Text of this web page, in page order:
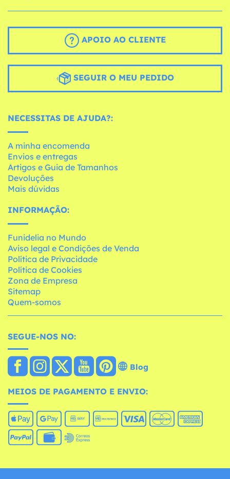
APOIO AO CLIENTE
SEGUIR O MEU PEDIDO
NECESSITAS DE AJUDA?:
A minha encomenda
Envios e entregas
Artigos e Guia de Tamanhos
Devoluções
Mais dúvidas
INFORMAÇÃO:
Funidelia no Mundo
Aviso legal e Condições de Venda
Política de Privacidade
Política de Cookies
Zona de Empresa
Sitemap
Quem-somos
SEGUE-NOS NO:
Blog
MEIOS DE PAGAMENTO E ENVIO: